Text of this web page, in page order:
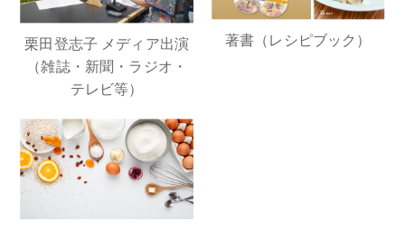
栗田登志子 メディア出演
（雑誌・新聞・ラジオ・
テレビ等）
著書（レシピブック）